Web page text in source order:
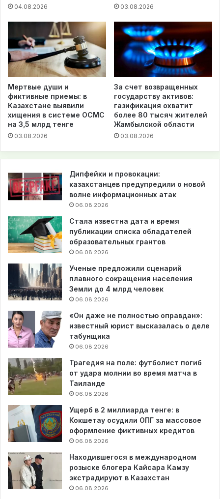
04.08.2026 03.08.2026
Мертвые души и
фиктивные приемы: в
Казахстане выявили
хищения в системе ОСМС
на 3,5 млрд тенге
03.08.2026
За счет возвращенных
государству активов:
газификация охватит
более 80 тысяч жителей
Жамбылской области
03.08.2026
Дипфейки и провокации:
казахстанцев предупредили о новой
волне информационных атак
06.08.2026
Стала известна дата и время
публикации списка обладателей
образовательных грантов
06.08.2026
Ученые предложили сценарий
плавного сокращения населения
Земли до 4 млрд человек
06.08.2026
«Он даже не полностью оправдан»:
известный юрист высказалась о деле
табунщика
06.08.2026
Трагедия на поле: футболист погиб
от удара молнии во время матча в
Таиланде
06.08.2026
Ущерб в 2 миллиарда тенге: в
Кокшетау осудили ОПГ за массовое
оформление фиктивных кредитов
06.08.2026
Находившегося в международном
розыске блогера Кайсара Камзу
экстрадируют в Казахстан
06.08.2026